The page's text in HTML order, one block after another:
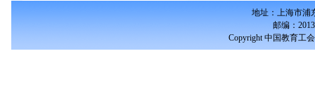
地址：上海市浦
邮编：
Copyright 中国教育工